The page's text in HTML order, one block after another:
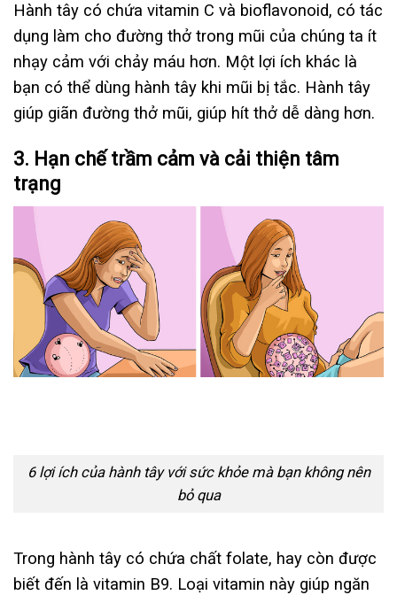
Hành tây có chứa vitamin C và bioflavonoid, có tác
dụng làm cho đường thở trong mũi của chúng ta ít
nhạy cảm với chảy máu hơn. Một lợi ích khác là
bạn có thể dùng hành tây khi mũi bị tắc. Hành tây
giúp giãn đường thở mũi, giúp hít thở dễ dàng hơn.
3. Hạn chế trầm cảm và cải thiện tâm
trạng
6 lợi ích của hành tây với sức khỏe mà bạn không nên
bỏ qua
Trong hành tây có chứa chất folate, hay còn được
biết đến là vitamin B9. Loại vitamin này giúp ngăn